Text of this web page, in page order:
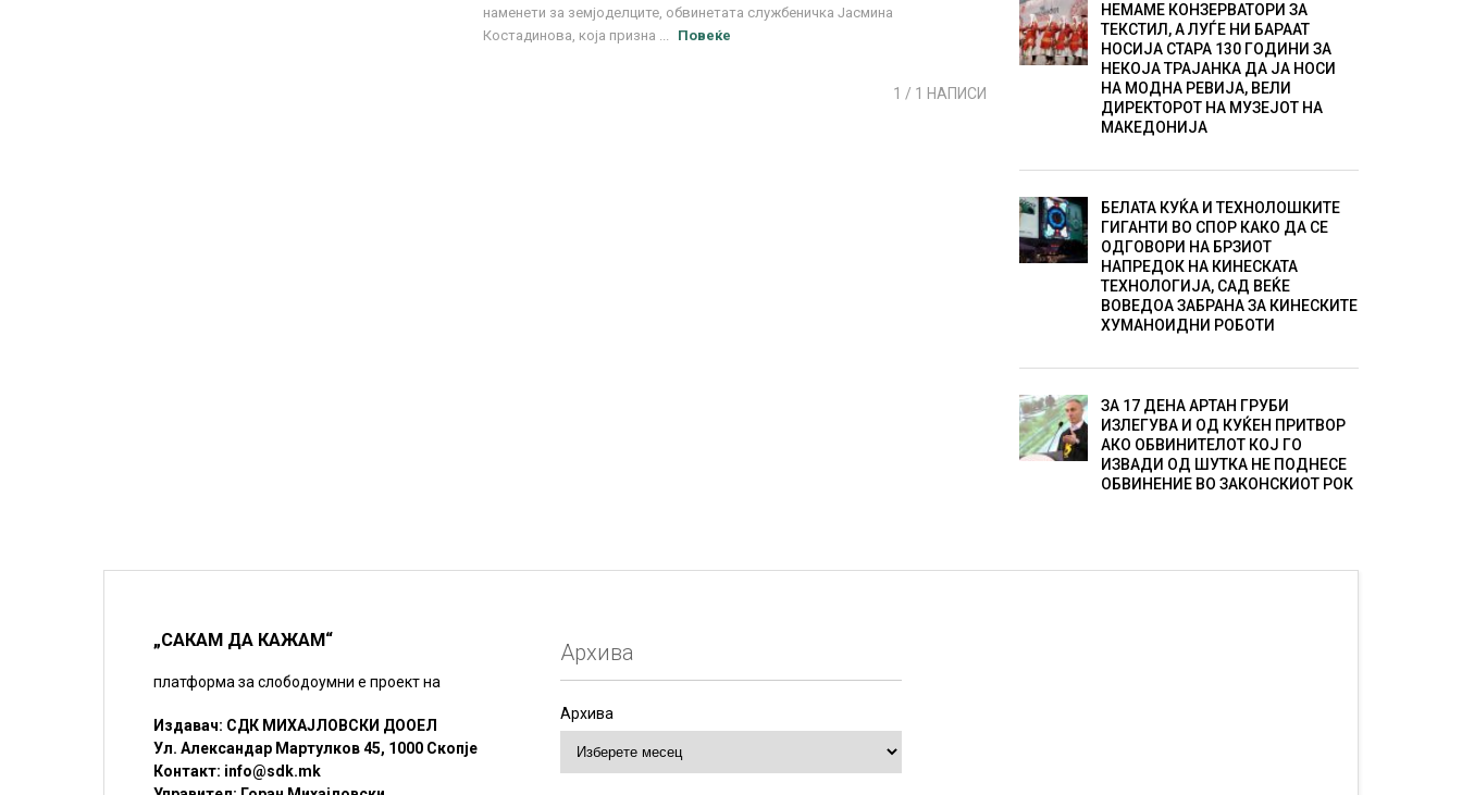
наменети за земјоделците, обвинетата службеничка Јасмина
Костадинова, која призна ...
Повеќе
1 / 1 НАПИСИ
НЕМАМЕ КОНЗЕРВАТОРИ ЗА
ТЕКСТИЛ, А ЛУЃЕ НИ БАРААТ
НОСИЈА СТАРА 130 ГОДИНИ ЗА
НЕКОЈА ТРАЈАНКА ДА ЈА НОСИ
НА МОДНА РЕВИЈА, ВЕЛИ
ДИРЕКТОРОТ НА МУЗЕЈОТ НА
МАКЕДОНИЈА
БЕЛАТА КУЌА И ТЕХНОЛОШКИТЕ
ГИГАНТИ ВО СПОР КАКО ДА СЕ
ОДГОВОРИ НА БРЗИОТ
НАПРЕДОК НА КИНЕСКАТА
ТЕХНОЛОГИЈА, САД ВЕЌЕ
ВОВЕДОА ЗАБРАНА ЗА КИНЕСКИТЕ
ХУМАНОИДНИ РОБОТИ
ЗА 17 ДЕНА АРТАН ГРУБИ
ИЗЛЕГУВА И ОД КУЌЕН ПРИТВОР
АКО ОБВИНИТЕЛОТ КОЈ ГО
ИЗВАДИ ОД ШУТКА НЕ ПОДНЕСЕ
ОБВИНЕНИЕ ВО ЗАКОНСКИОТ РОК
„САКАМ ДА КАЖАМ“
платформа за слободоумни е проект на
Издавач: СДК МИХАЈЛОВСКИ ДООЕЛ
Ул. Александар Мартулков 45, 1000 Скопје
Контакт: info@sdk.mk
Архива
Архива